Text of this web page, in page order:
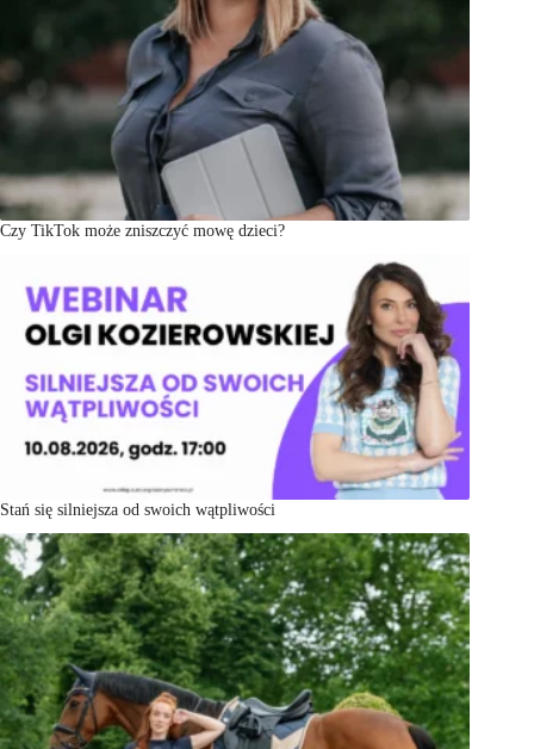
Czy TikTok może zniszczyć mowę dzieci?
Stań się silniejsza od swoich wątpliwości